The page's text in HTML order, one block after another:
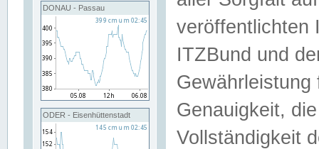
DONAU - Passau
ODER - Eisenhüttenstadt
veröffentlichten
ITZBund und
Genauigkeit,
Vollständigkeit